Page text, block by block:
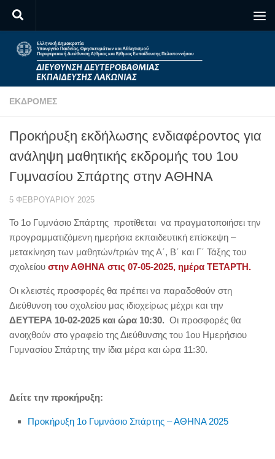
Skip to content
ΕΚΔΡΟΜΈΣ
Προκήρυξη εκδήλωσης ενδιαφέροντος για
ανάληψη μαθητικής εκδρομής του 1ου
Γυμνασίου Σπάρτης στην ΑΘΗΝΑ
5 ΦΕΒΡΟΥΑΡΊΟΥ 2025
Το 1ο Γυμνάσιο Σπάρτης προτίθεται να πραγματοποιήσει την
προγραμματιζόμενη ημερήσια εκπαιδευτική επίσκεψη –
μετακίνηση των μαθητών/τριών της Α΄, Β΄ και Γ΄ Τάξης του
σχολείου στην ΑΘΗΝΑ στις 07-05-2025, ημέρα ΤΕΤΑΡΤΗ.
Οι κλειστές προσφορές θα πρέπει να παραδοθούν στη
Διεύθυνση του σχολείου μας ιδιοχείρως μέχρι και την
ΔΕΥΤΕΡΑ 10-02-2025 και ώρα 10:30. Οι προσφορές θα
ανοιχθούν στο γραφείο της Διεύθυνσης του 1ου Ημερήσιου
Γυμνασίου Σπάρτης την ίδια μέρα και ώρα 11:30.
Δείτε την προκήρυξη:
Προκήρυξη 1ο Γυμνάσιο Σπάρτης – ΑΘΗΝΑ 2025